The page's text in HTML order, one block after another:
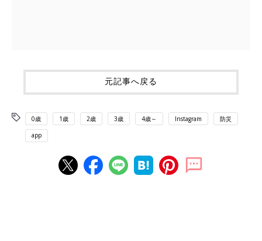
元記事へ戻る
0歳 1歳 2歳 3歳 4歳～ Instagram 防災
app